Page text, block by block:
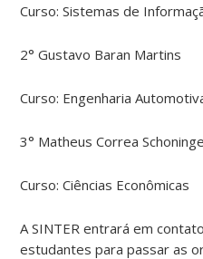
Curso: Sistemas de
2° Gustavo Baran Martins
Curso: Engenharia
3° Matheus Correa
Curso: Ciências Econômicas
A SINTER entrará em
estudantes para passar as